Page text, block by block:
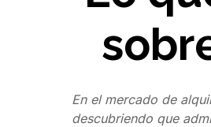
En el mercado de
descubriendo que